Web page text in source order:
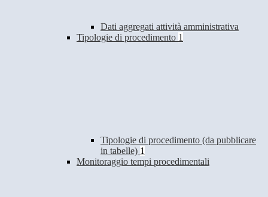
Dati aggregati attività amministrativa
Tipologie di procedimento 1
Tipologie di procedimento (da pubblicare
in tabelle) 1
Monitoraggio tempi procedimentali